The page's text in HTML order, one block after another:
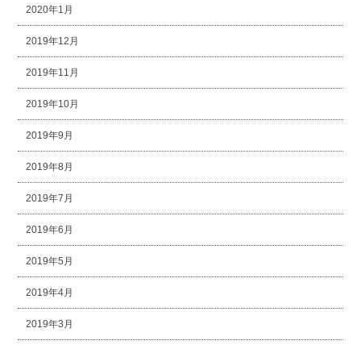
2020年1月
2019年12月
2019年11月
2019年10月
2019年9月
2019年8月
2019年7月
2019年6月
2019年5月
2019年4月
2019年3月